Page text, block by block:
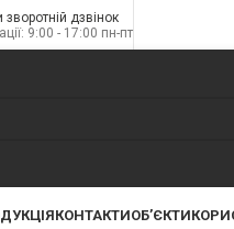
дзвінок
9:00 - 17:00 пн-пт
КОНТАКТИОБ’ЄКТИ